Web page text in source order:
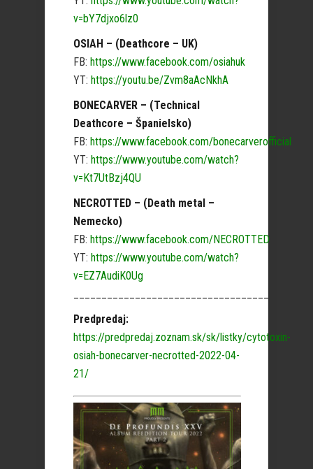
v=bY7djxo6lz0
OSIAH – (Deathcore – UK)
FB: https://www.facebook.com/osiahuk
YT: https://youtu.be/Zvm8aAcNkhA
BONECARVER – (Technical
Deathcore – Španielsko)
FB: https://www.facebook.com/bonecarverofficial
YT: https://www.youtube.com/watch?
v=Kt7UtBzj4QU
NECROTTED – (Death metal –
Nemecko)
FB: https://www.facebook.com/NECROTTED
YT: https://www.youtube.com/watch?
v=EZ7AudiK0Ug
Predpredaj:
https://predpredaj.zoznam.sk/sk/listky/cytotoxin-
osiah-bonecarver-necrotted-2022-04-
21/